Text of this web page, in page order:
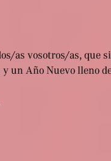
as vosotros/as, que
un Año Nuevo lleno